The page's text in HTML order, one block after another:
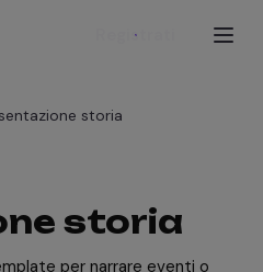
Registrati
storia
storia
per narrare eventi o